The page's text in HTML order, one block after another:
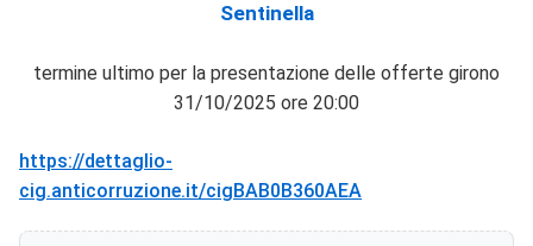
Sentinella
termine ultimo per la presentazione delle offerte girono
31/10/2025 ore 20:00
https://dettaglio-
cig.anticorruzione.it/cigBAB0B360AEA